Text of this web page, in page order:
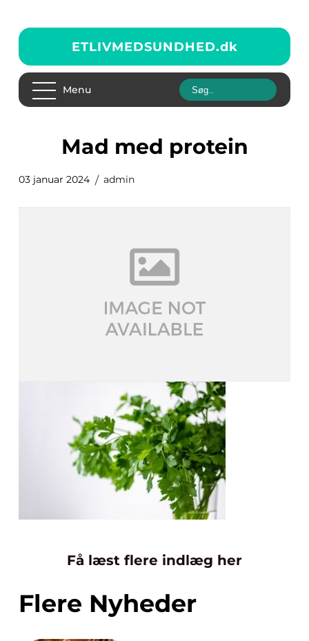
ETLIVMEDSUNDHED.dk
Menu
mad med protein
03 januar 2024 admin
Få læst flere indlæg her
Flere Nyheder